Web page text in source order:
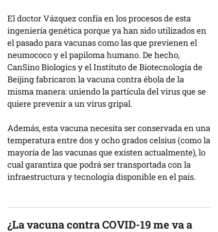
El doctor Vázquez confía en los procesos de esta
ingeniería genética porque ya han sido utilizados en
el pasado para vacunas como las que previenen el
neumococo y el papiloma humano. De hecho,
CanSino Biologics y el Instituto de Biotecnología de
Beijing fabricaron la vacuna contra ébola de la
misma manera: uniendo la partícula del virus que se
quiere prevenir a un virus gripal.
Además, esta vacuna necesita ser conservada en una
temperatura entre dos y ocho grados celsius (como la
mayoría de las vacunas que existen actualmente), lo
cual garantiza que podrá ser transportada con la
infraestructura y tecnología disponible en el país.
¿La vacuna contra COVID-19 me va a